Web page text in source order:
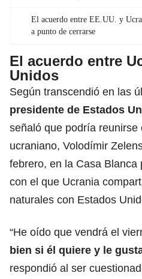
El acuerdo entre EE.UU. y
a punto de cerrarse
El acuerdo entre
Unidos
Según transcendió en las
presidente de Estados
señaló que podría reunirse
ucraniano, Volodímir
febrero, en la Casa Blanca
con el que Ucrania
naturales con Estados
“He oído que vendrá el
bien si él quiere y le
respondió al ser